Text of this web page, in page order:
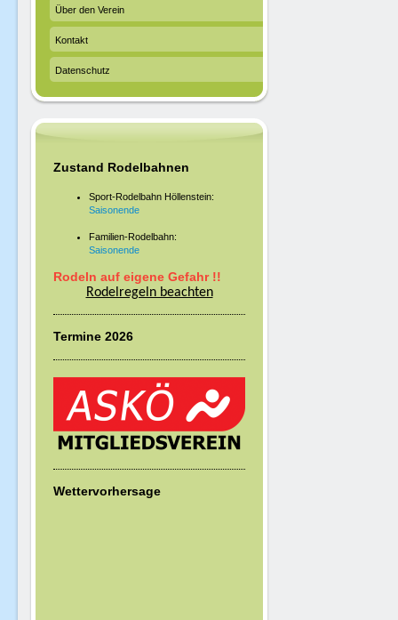
Über den Verein
Kontakt
Datenschutz
Zustand Rodelbahnen
Sport-Rodelbahn Höllenstein:
Saisonende
Familien-Rodelbahn:
Saisonende
Rodeln auf eigene Gefahr !!
Rodelregeln beachten
Termine 2026
Wettervorhersage